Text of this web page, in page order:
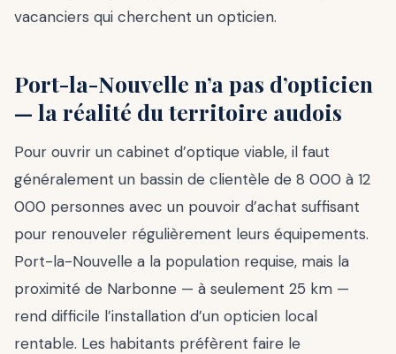
vacanciers qui cherchent un opticien.
Port-la-Nouvelle n’a pas d’opticien
— la réalité du territoire audois
Pour ouvrir un cabinet d’optique viable, il faut
généralement un bassin de clientèle de 8 000 à 12
000 personnes avec un pouvoir d’achat suffisant
pour renouveler régulièrement leurs équipements.
Port-la-Nouvelle a la population requise, mais la
proximité de Narbonne — à seulement 25 km —
rend difficile l’installation d’un opticien local
rentable. Les habitants préfèrent faire le